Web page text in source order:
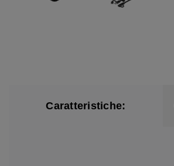
Caratteristiche: